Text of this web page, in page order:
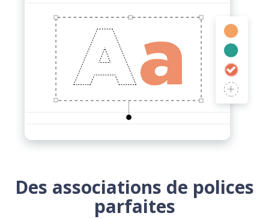
Des associations de polices
parfaites